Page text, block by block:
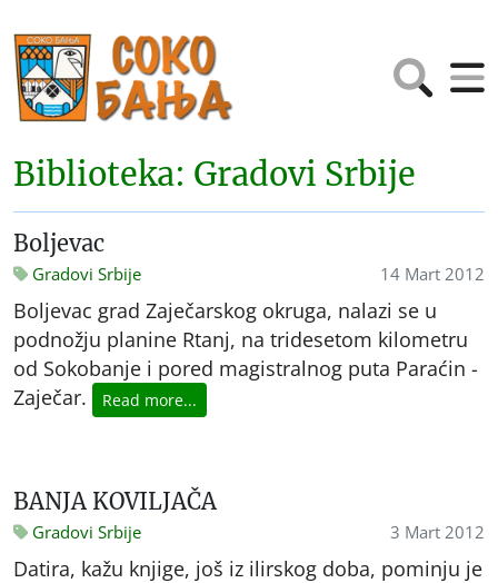
Biblioteka: Gradovi Srbije
Boljevac
Gradovi Srbije 14 Mart 2012
Boljevac grad Zaječarskog okruga, nalazi se u
podnožju planine Rtanj, na tridesetom kilometru
od Sokobanje i pored magistralnog puta Paraćin -
Zaječar.
Read more...
BANJA KOVILJAČA
Gradovi Srbije 3 Mart 2012
Datira, kažu knjige, još iz ilirskog doba, pominju je